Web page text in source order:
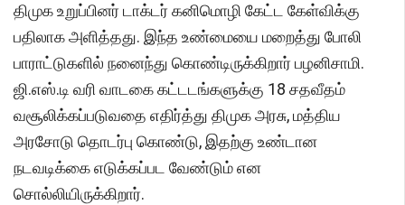
திமுக உறுப்பினர் டாக்டர் கனிமொழி கேட்ட கேள்விக்கு
பதிலாக அளித்தது. இந்த உண்மையை மறைத்து போலி
பாராட்டுகளில் நனைந்து கொண்டிருக்கிறார் பழனிசாமி.
ஜி.எஸ்.டி வரி வாடகை கட்டடங்களுக்கு 18 சதவீதம்
வசூலிக்கப்படுவதை எதிர்த்து திமுக அரசு, மத்திய
அரசோடு தொடர்பு கொண்டு, இதற்கு உண்டான
நடவடிக்கை எடுக்கப்பட வேண்டும் என
சொல்லியிருக்கிறார்.